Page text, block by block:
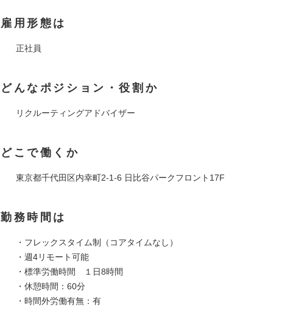
雇用形態は
正社員
どんなポジション・役割か
リクルーティングアドバイザー
どこで働くか
東京都千代田区内幸町2-1-6 日比谷パークフロント17F
勤務時間は
・フレックスタイム制（コアタイムなし）
・週4リモート可能
・標準労働時間 １日8時間
・休憩時間：60分
・時間外労働有無：有